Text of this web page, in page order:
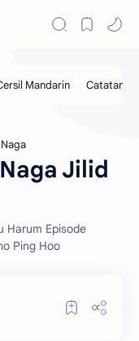
Jilid
Harum Episode
Ping Hoo